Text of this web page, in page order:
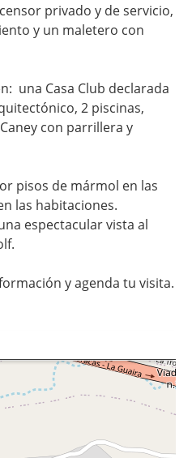
privado y de servicio,
y un maletero con
una Casa Club declarada
2 piscinas,
con parrillera y
pisos de mármol en las
las habitaciones.
espectacular vista al
y agenda tu visita.